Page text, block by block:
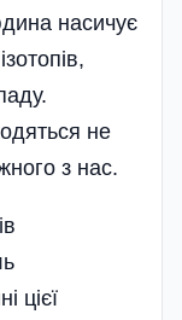
насичує
не
з нас.
цієї